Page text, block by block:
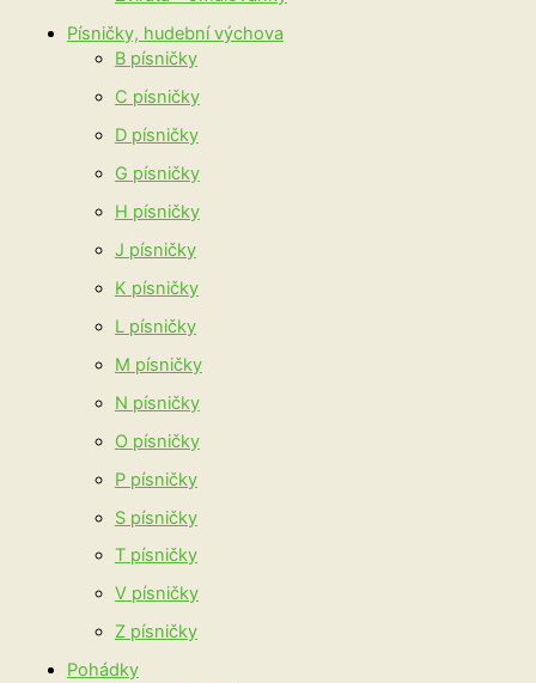
Písničky, hudební výchova
B písničky
C písničky
D písničky
G písničky
H písničky
J písničky
K písničky
L písničky
M písničky
N písničky
O písničky
P písničky
S písničky
T písničky
V písničky
Z písničky
Pohádky